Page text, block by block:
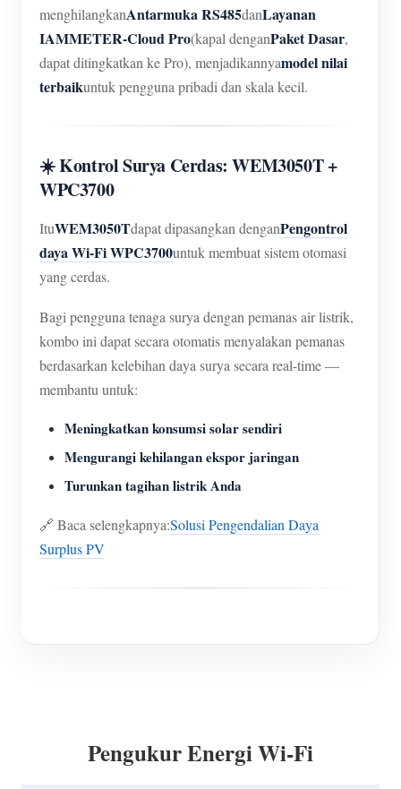
menghilangkanAntarmuka RS485danLayanan
IAMMETER-Cloud Pro(kapal denganPaket Dasar,
dapat ditingkatkan ke Pro), menjadikannyamodel nilai
terbaikuntuk pengguna pribadi dan skala kecil.
☀️ Kontrol Surya Cerdas: WEM3050T +
WPC3700
ItuWEM3050Tdapat dipasangkan denganPengontrol
daya Wi-Fi WPC3700untuk membuat sistem otomasi
yang cerdas.
Bagi pengguna tenaga surya dengan pemanas air listrik,
kombo ini dapat secara otomatis menyalakan pemanas
berdasarkan kelebihan daya surya secara real-time —
membantu untuk:
Meningkatkan konsumsi solar sendiri
Mengurangi kehilangan ekspor jaringan
Turunkan tagihan listrik Anda
🔗 Baca selengkapnya:Solusi Pengendalian Daya
Surplus PV
Pengukur Energi Wi-Fi